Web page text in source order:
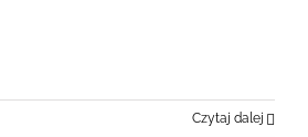
Czytaj dalej